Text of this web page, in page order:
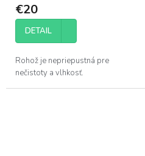
€20
DETAIL
Rohož je nepriepustná pre
nečistoty a vlhkosť.